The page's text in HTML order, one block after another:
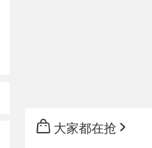
大家都在抢